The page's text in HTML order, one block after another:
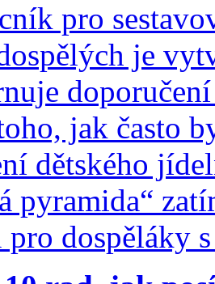
pro
je
jak často
dětského
pyramida“
pro dospěláky